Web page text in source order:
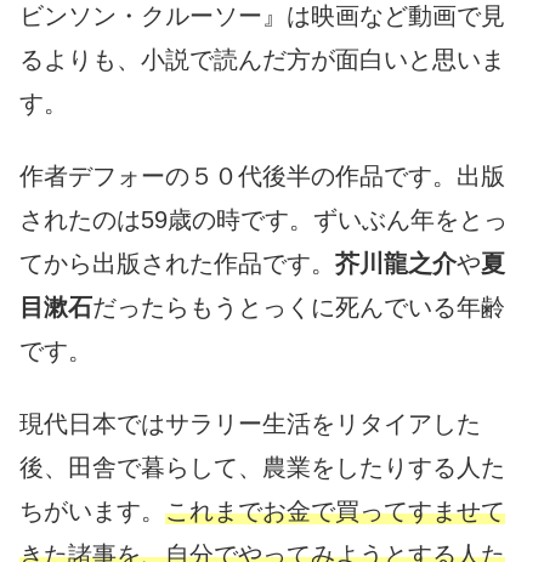
ビンソン・クルーソー』は映画など動画で見
るよりも、小説で読んだ方が面白いと思いま
す。
作者デフォーの５０代後半の作品です。出版
されたのは59歳の時です。ずいぶん年をとっ
てから出版された作品です。 芥川龍之介や夏
目漱石だったらもうとっくに死んでいる年齢
です。
現代日本ではサラリー生活をリタイアした
後、田舎で暮らして、農業をしたりする人た
ちがいます。 これまでお金で買ってすませて
きた諸事を、自分でやってみようとする人た